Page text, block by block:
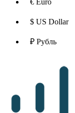
€ Euro
$ US Dollar
₽ Рубль